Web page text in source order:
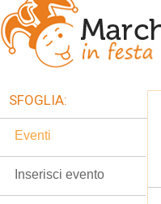
SFOGLIA:
Eventi
Inserisci evento